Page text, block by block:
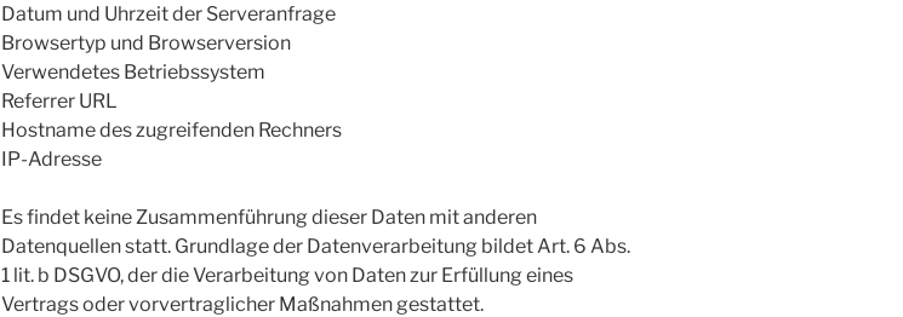
Datum und Uhrzeit der Serveranfrage
Browsertyp und Browserversion
Verwendetes Betriebssystem
Referrer URL
Hostname des zugreifenden Rechners
IP-Adresse
Es findet keine Zusammenführung dieser Daten mit anderen
Datenquellen statt. Grundlage der Datenverarbeitung bildet Art. 6 Abs.
1 lit. b DSGVO, der die Verarbeitung von Daten zur Erfüllung eines
Vertrags oder vorvertraglicher Maßnahmen gestattet.